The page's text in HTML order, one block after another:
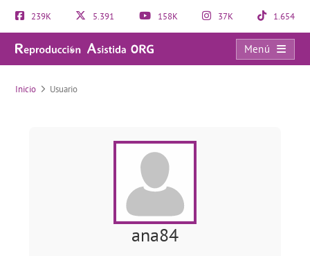
239K 5.391 158K 37K 1.654
Menú
Usuario
Inicio Usuario
ana84